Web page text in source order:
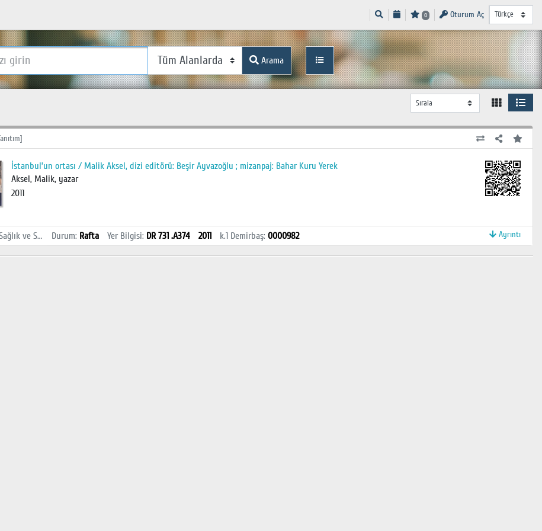
0 Oturum Aç
Arama
İstanbul’un ortası / Malik Aksel, dizi editörü: Beşir Ayvazoğlu ; mizanpaj: Bahar Kuru Yerek
Aksel, Malik, yazar
2011
İstanbul Sağlık ve Sosyal Bilimler MYO Kütüphanesi Durum: Rafta Yer Bilgisi: DR 731 .A374 2011 k.1 Demirbaş: 0000982 Ayrıntı